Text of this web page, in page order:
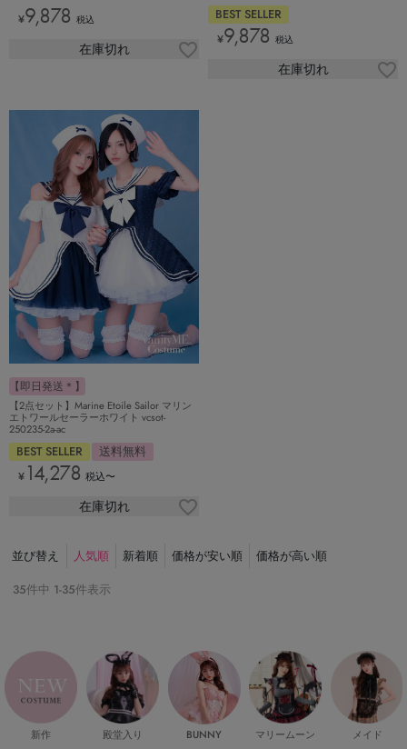
¥9,878 税込
在庫切れ
BEST SELLER
¥9,878 税込
在庫切れ
【即日発送＊】
【2点セット】Marine Etoile Sailor マリン
エトワールセーラーホワイト vcsot-
250235-2a-ac
BEST SELLER 送料無料
¥ 14,278 税込〜
在庫切れ
並び替え 人気順 新着順 価格が安い順
価格が高い順
35件中 1-35件表示
新作 殿堂入り BUNNY マリームーン メイド